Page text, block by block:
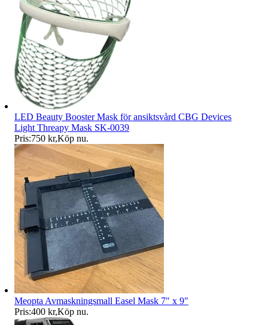
LED Beauty Booster Mask för ansiktsvård CBG Devices
Light Threapy Mask SK-0039
Pris:750 kr,Köp nu.
Meopta Avmaskningsmall Easel Mask 7" x 9"
Pris:400 kr,Köp nu.